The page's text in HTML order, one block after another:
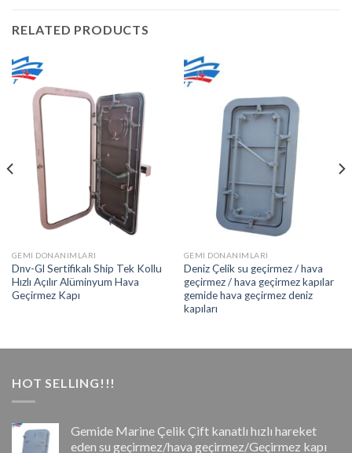
RELATED PRODUCTS
GEMI DONANIMLARI
Dnv-Gl Sertifikalı Ship Tek Kollu
Hızlı Açılır Alüminyum Hava
Geçirmez Kapı
GEMI DONANIMLARI
Deniz Çelik su geçirmez / hava
geçirmez / hava geçirmez kapılar
gemide hava geçirmez deniz
kapıları
HOT SELLING!!!
Gemide Marine Çelik Çift kanatlı hızlı hareket
eden su geçirmez/hava geçirmez/Geçirmez kapı